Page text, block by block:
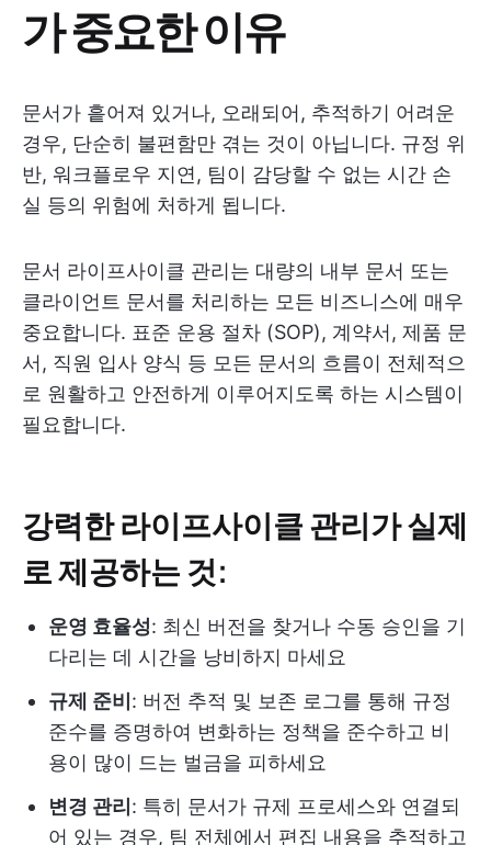
가 중요한 이유
문서가 흩어져 있거나, 오래되어, 추적하기 어려운
경우, 단순히 불편함만 겪는 것이 아닙니다. 규정 위
반, 워크플로우 지연, 팀이 감당할 수 없는 시간 손
실 등의 위험에 처하게 됩니다.
문서 라이프사이클 관리는 대량의 내부 문서 또는
클라이언트 문서를 처리하는 모든 비즈니스에 매우
중요합니다. 표준 운용 절차 (SOP), 계약서, 제품 문
서, 직원 입사 양식 등 모든 문서의 흐름이 전체적으
로 원활하고 안전하게 이루어지도록 하는 시스템이
필요합니다.
강력한 라이프사이클 관리가 실제
로 제공하는 것:
운영 효율성: 최신 버전을 찾거나 수동 승인을 기
다리는 데 시간을 낭비하지 마세요
규제 준비 : 버전 추적 및 보존 로그를 통해 규정
준수를 증명하여 변화하는 정책을 준수하고 비
용이 많이 드는 벌금을 피하세요
변경 관리 : 특히 문서가 규제 프로세스와 연결되
어 있는 경우, 팀 전체에서 편집 내용을 추적하고